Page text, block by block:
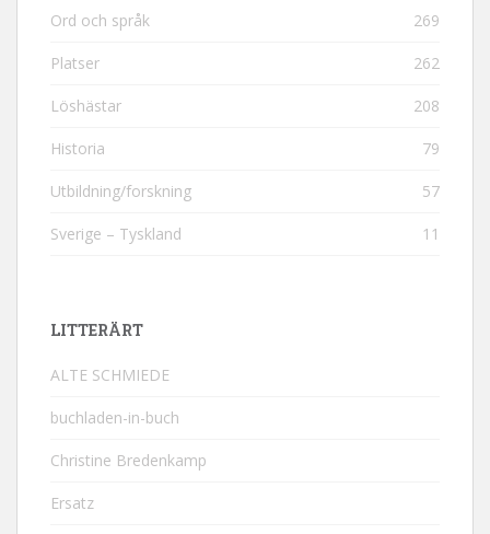
Ord och språk 269
Platser 262
Löshästar 208
Historia 79
Utbildning/forskning 57
Sverige – Tyskland 11
LITTERÄRT
ALTE SCHMIEDE
buchladen-in-buch
Christine Bredenkamp
Ersatz